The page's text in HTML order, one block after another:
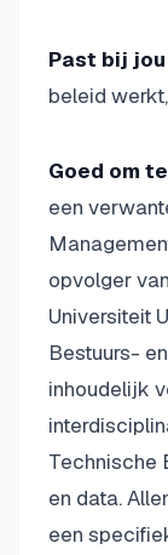
Past bij
beleid
Goed om
een
opvolger
Universiteit
Bestuurs-
inhoudelijk
Technische
en data.
een